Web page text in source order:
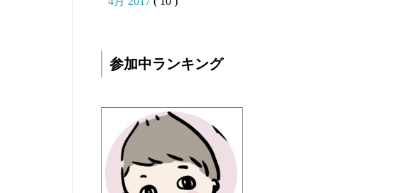
参加中ランキング